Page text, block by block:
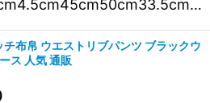
布帛 ウエストリブパンツ ブラックウ
ス 人気 通販